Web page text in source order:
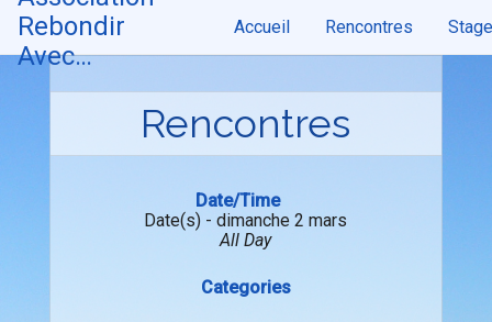
Skip
content
Rebondir
Avec…
Accueil Rencontres
Rencontres
Date/Time
Date(s) - dimanche 2 mars
All Day
Categories